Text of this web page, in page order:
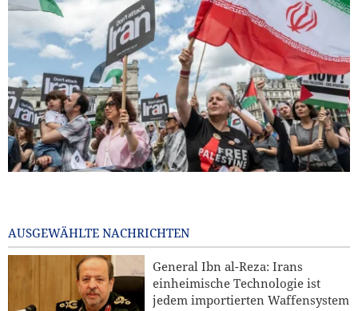
13 hours ago
Sanders: „Der korrupte Trump hat die USA in einen
verheerenden Krieg geführt“
AUSGEWÄHLTE NACHRICHTEN
General Ibn al-Reza: Irans
einheimische Technologie ist
jedem importierten Waffensystem